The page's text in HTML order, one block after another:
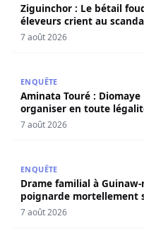
Ziguinchor : Le bétail
éleveurs crient au
7 août 2026
ENQUÊTE
Aminata Touré : Diomaye
organiser en toute
7 août 2026
ENQUÊTE
Drame familial à
poignarde mortellement
7 août 2026